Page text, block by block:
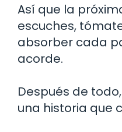
Así que la
escuches,
absorber cada
acorde.
Después de
una historia que